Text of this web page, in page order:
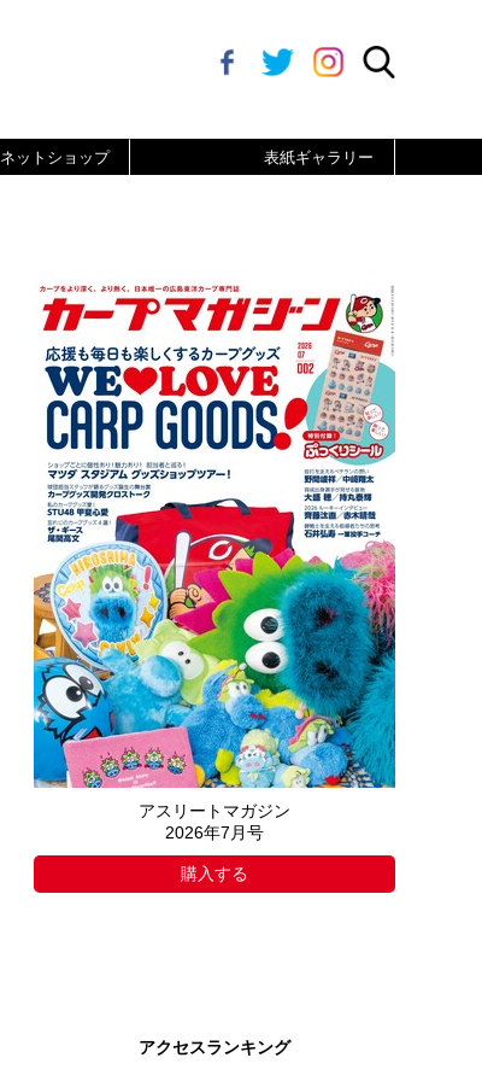
ネットショップ 表紙ギャラリー
アスリートマガジン
2026年7月号
購入する
アクセスランキング